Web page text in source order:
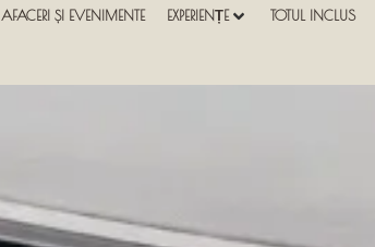
AFACERI ȘI EVENIMENTE EXPERIENȚE TOTUL INCLUS